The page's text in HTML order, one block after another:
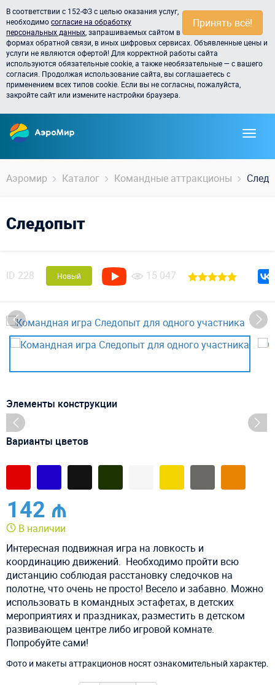
Принять всё!
В соответствии с 152-ФЗ с целью оказания услуг,
необходимосогласие на обработку
персональных данных , запрашиваемых сайтом в
формах обратной связи, в иных цифровых сервисах. Объявленные цены и
услуги не являются офертой! Для корректной работы сайта
используются обязательные cookie, а также необязательные — с вашего
согласия. Продолжая использование сайта, вы соглашаетесь с
применением всех типов cookie. Если вы не согласны, пожалуйста,
закройте сайт или измените настройки браузера.
Аэромир Каталог Командные аттракционы
Следопыт
ID 228 Новый 15 047
Элементы конструкции
Варианты цветов
142 ₼
В наличии
Интересная подвижная игра на ловкость и
координацию движений. Необходимо пройти всю
дистанцию соблюдая расстановку следочков на
полотне, что очень не просто! Весело и забавно. Можно
использовать в командных эстафетах, в детских
мероприятиях и праздниках, разместить в детском
развивающем центре либо игровой комнате.
Попробуйте сами!
Фото и макеты аттракционов носят ознакомительный характер.